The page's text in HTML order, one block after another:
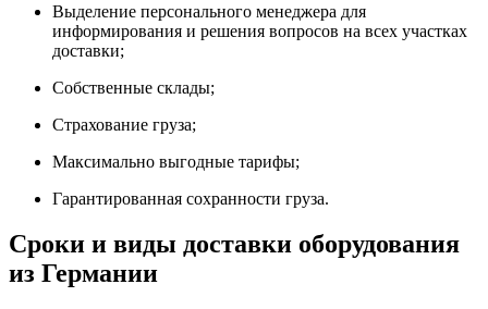
Выделение персонального менеджера для
информирования и решения вопросов на всех участках
доставки;
Собственные склады;
Страхование груза;
Максимально выгодные тарифы;
Гарантированная сохранности груза.
Сроки и виды доставки оборудования
из Германии